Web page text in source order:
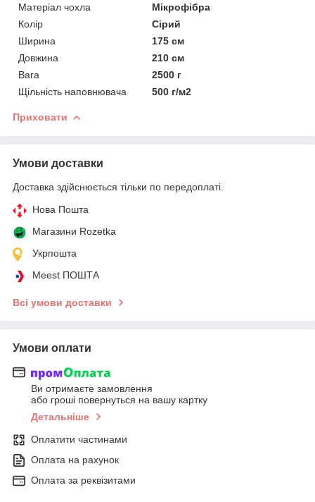
Матеріал чохла
Мікрофібра
Колір
Сірий
Ширина
175 см
Довжина
210 см
Вага
2500 г
Щільність наповнювача
500 г/м2
Приховати
Умови доставки
Доставка здійснюється тільки по передоплаті.
Нова Пошта
Магазини Rozetka
Укрпошта
Meest ПОШТА
Всі умови доставки
Умови оплати
Ви отримаєте замовлення
або гроші повернуться на вашу картку
Детальніше
Оплатити частинами
Оплата на рахунок
Оплата за реквізитами